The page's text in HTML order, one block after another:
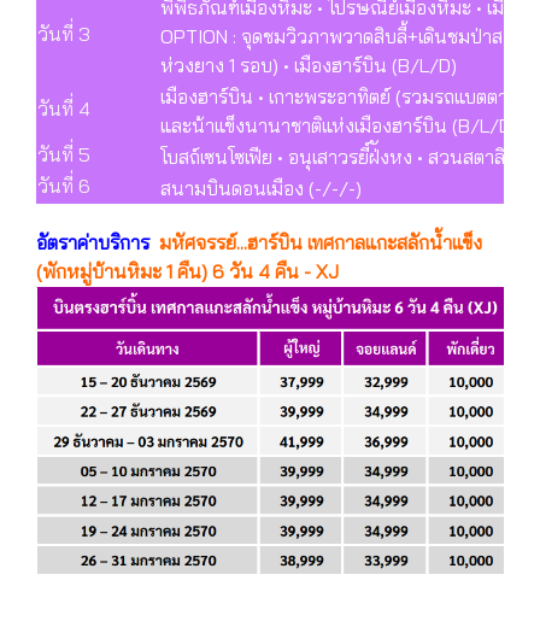
วันที่ 3
พิพิธภัณฑ์เมืองหิมะ • ไปรษณีย์เมืองหิมะ • เมืองมู่ตั
OPTION : จุดชมวิวภาพวาดสิบลี้+เดินชมป่าสนหิ
ห่วงยาง 1 รอบ) • เมืองฮาร์บิน (B/L/D)
วันที่ 4
เมืองฮาร์บิน • เกาะพระอาทิตย์ (รวมรถแบตตารี่
และน้าแข็งนานาชาติแห่งเมืองฮาร์บิน (B/L/D)
วันที่ 5
โบสถ์เซนโซเฟีย • อนุเสาวรยี์ฝ่ังหง • สวนสตาลิ
วันที่ 6
สนามบินดอนเมือง (-/-/-)
อัตราค่าบริการ มหัศจรรย์...ฮาร์บิน เทศกาลแกะสลักน้ำแข็ง
(พักหมู่บ้านหิมะ 1 คืน) 6 วัน 4 คืน - XJ